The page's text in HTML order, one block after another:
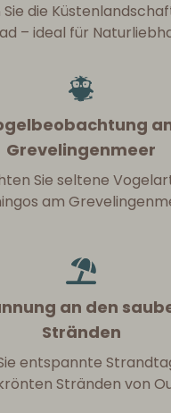
die
– ideal für
Grevelingenmeer
Sie seltene
am
an den
Stränden
entspannte
Stränden von